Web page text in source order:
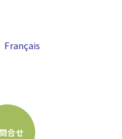
Français
合せ